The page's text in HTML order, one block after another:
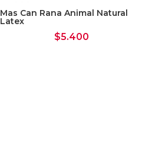
Mas Can Rana Animal Natural
Latex
$5.400